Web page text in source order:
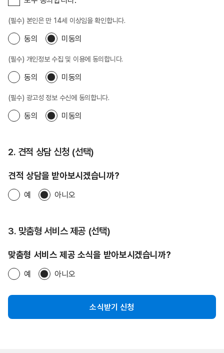
(필수) 본인은 만 14세 이상임을 확인합니다.
동의 미동의
(필수) 개인정보 수집 및 이용에 동의합니다.
동의 미동의
(필수) 광고성 정보 수신에 동의합니다.
동의 미동의
2. 견적 상담 신청 (선택)
견적 상담을 받아보시겠습니까?
예 아니오
3. 맞춤형 서비스 제공 (선택)
맞춤형 서비스 제공 소식을 받아보시겠습니까?
예 아니오
소식받기 신청